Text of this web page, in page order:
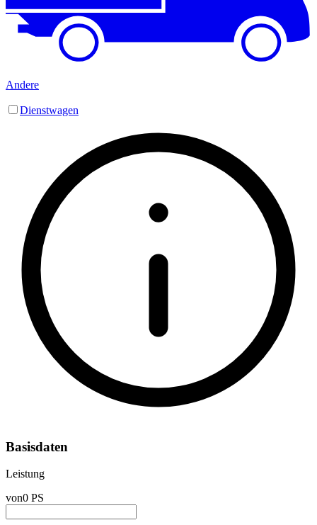
Andere
Dienstwagen
Basisdaten
Leistung
von0 PS